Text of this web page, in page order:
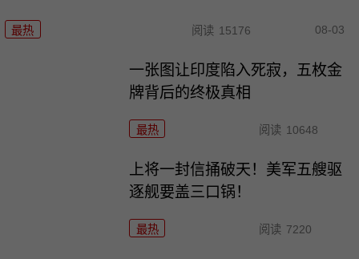
最热 阅读 15176 08-03
一张图让印度陷入死寂，五枚金
牌背后的终极真相
最热 阅读 10648
上将一封信捅破天！美军五艘驱
逐舰要盖三口锅！
最热 阅读 7220